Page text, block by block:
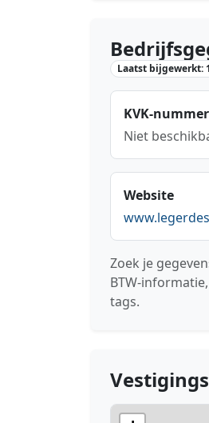
Laatst bijgewerkt:
KVK-nummer
Niet
Website
Zoek je
BTW-
tags.